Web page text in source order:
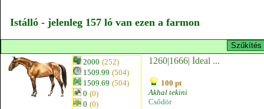
Istálló - jelenleg 157 ló van ezen a farmon
2000 (252)
1509.99 (504)
1509.69 (504)
0 (0)
0 (0)
1260|1666| İdeal ...
100 pt
Akhal tekini
Csődör